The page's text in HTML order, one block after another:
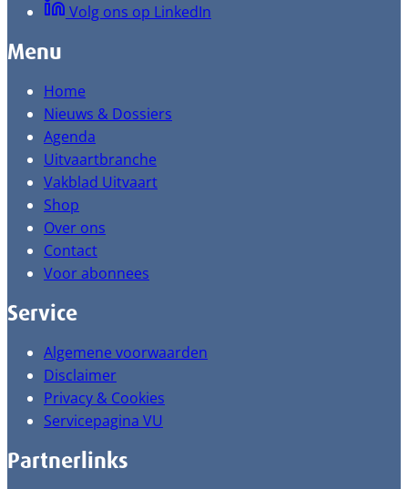
Volg ons op LinkedIn
Menu
Home
Nieuws & Dossiers
Agenda
Uitvaartbranche
Vakblad Uitvaart
Shop
Over ons
Contact
Voor abonnees
Service
Algemene voorwaarden
Disclaimer
Privacy & Cookies
Servicepagina VU
Partnerlinks